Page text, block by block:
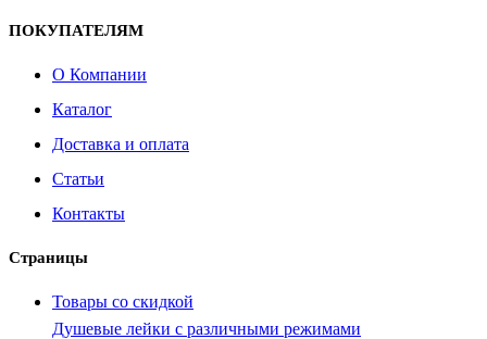
ПОКУПАТЕЛЯМ
О Компании
Каталог
Доставка и оплата
Статьи
Контакты
Страницы
Товары со скидкой
Душевые лейки с различными режимами